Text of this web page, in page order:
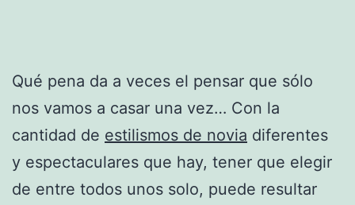
Qué pena da a veces el pensar que sólo
nos vamos a casar una vez… Con la
cantidad de estilismos de novia diferentes
y espectaculares que hay, tener que elegir
de entre todos unos solo, puede resultar